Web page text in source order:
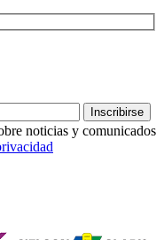
Inscribirse
noticias y comunicados